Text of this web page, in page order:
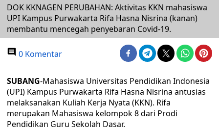
DOK KKNAGEN PERUBAHAN: Aktivitas KKN mahasiswa
UPI Kampus Purwakarta Rifa Hasna Nisrina (kanan)
membantu mencegah penyebaran Covid-19.
0 Komentar
SUBANG-Mahasiswa Universitas Pendidikan Indonesia
(UPI) Kampus Purwakarta Rifa Hasna Nisrina antusias
melaksanakan Kuliah Kerja Nyata (KKN). Rifa
merupakan Mahasiswa kelompok 8 dari Prodi
Pendidikan Guru Sekolah Dasar.